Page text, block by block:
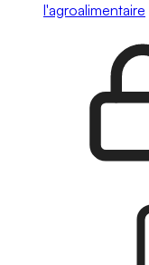
l'agroalimentaire